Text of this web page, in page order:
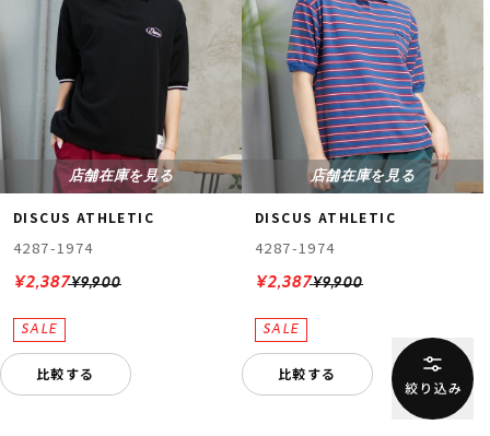
店舗在庫を見る
DISCUS ATHLETIC
4287-1974
¥9,900
¥2,387
比較する
店舗在庫を見る
DISCUS ATHLETIC
4287-1974
¥9,900
¥2,387
比較する